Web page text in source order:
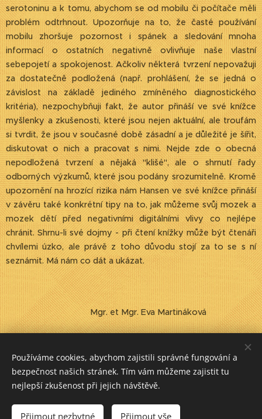
serotoninu a k tomu, abychom se od mobilu či počítače měli
problém odtrhnout. Upozorňuje na to, že časté používání
mobilu zhoršuje pozornost i spánek a sledování mnoha
informací o ostatních negativně ovlivňuje naše vlastní
sebepojetí a spokojenost. Ačkoliv některá tvrzení nepovažuji
za dostatečně podložená (např. prohlášení, že se jedná o
závislost na základě jediného zmíněného diagnostického
kritéria), nezpochybňuji fakt, že autor přináší ve své knížce
myšlenky a zkušenosti, které jsou nejen aktuální, ale troufám
si tvrdit, že jsou v současné době zásadní a je důležité je šířit,
diskutovat o nich a pracovat s nimi. Nejde zde o obecná
nepodložená tvrzení a nějaká "klišé", ale o shrnutí řady
odborných výzkumů, které jsou podány srozumitelně. Kromě
upozornění na hrozící rizika nám Hansen ve své knížce přináší
v závěru také konkrétní tipy na to, jak můžeme svůj mozek a
mozek dětí před negativními digitálními vlivy co nejlépe
chránit. Shrnu-li své dojmy - při čtení knížky může být čtenáři
chvílemi úzko, ale právě z toho důvodu stojí za to se s ní
seznámit. Má nám co dát a ukázat.
Mgr. et Mgr. Eva Martináková
Share
Používáme cookies, abychom zajistili správné fungování a
bezpečnost našich stránek. Tím vám můžeme zajistit tu
nejlepší zkušenost při jejich návštěvě.
Přijmout nezbytné Přijmout vše